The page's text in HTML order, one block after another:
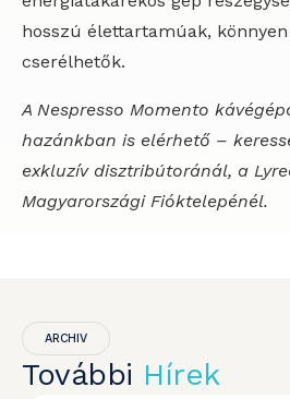
hosszú élettartamúak,
cserélhetők.
A Nespresso Momento
hazánkban is elérhető –
exkluzív disztribútoránál, a
Magyarországi Fióktelepénél.
ARCHIV
További Hírek